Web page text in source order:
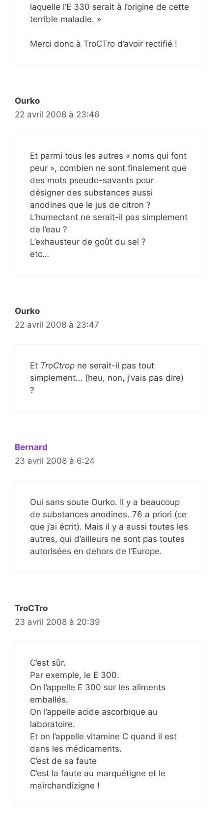
laquelle l’E 330 serait à l’origine de cette
terrible maladie. »
Merci donc à TroCTro d’avoir rectifié !
Ourko
22 avril 2008 à 23:46
Et parmi tous les autres « noms qui font
peur », combien ne sont finalement que
des mots pseudo-savants pour
désigner des substances aussi
anodines que le jus de citron ?
L’humectant ne serait-il pas simplement
de l’eau ?
L’exhausteur de goût du sel ?
etc…
Ourko
22 avril 2008 à 23:47
Et TroCtrop ne serait-il pas tout
simplement… (heu, non, j’vais pas dire)
?
Bernard
23 avril 2008 à 6:24
Oui sans soute Ourko. Il y a beaucoup
de substances anodines. 76 a priori (ce
que j’ai écrit). Mais il y a aussi toutes les
autres, qui d’ailleurs ne sont pas toutes
autorisées en dehors de l’Europe.
TroCTro
23 avril 2008 à 20:39
C’est sûr.
Par exemple, le E 300.
On l’appelle E 300 sur les aliments
emballés.
On l’appelle acide ascorbique au
laboratoire.
Et on l’appelle vitamine C quand il est
dans les médicaments.
C’est de sa faute
C’est la faute au marquétigne et le
mairchandizigne !